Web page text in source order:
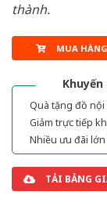
thành.
MUA
Khuyến
Quà tặng đồ
Giảm trực tiếp
Nhiều ưu đãi
TẢI BẢNG